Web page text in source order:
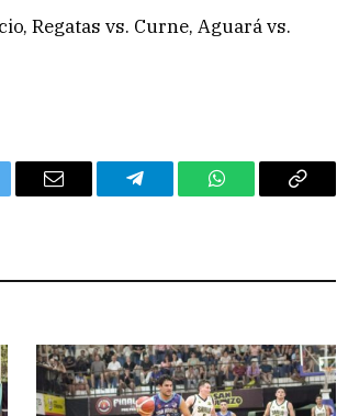
Regatas vs. Curne, Aguará vs.
Email Telegram WhatsAppCopy